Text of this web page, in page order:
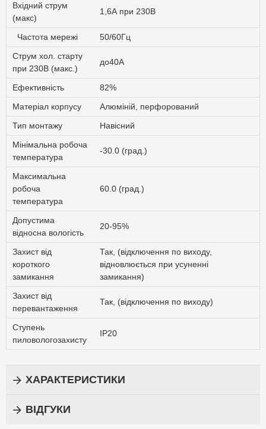
Вхідний струм
(макс)
1,6А при 230В
Частота мережі
50/60Гц
Струм хол. старту
при 230В (макс.)
до40А
Ефективність
82%
Матеріал корпусу
Алюміній, перфорований
Тип монтажу
Навісний
Мінімальна робоча
температура
-30.0 (град.)
Максимальна
робоча
температура
60.0 (град.)
Допустима
відносна вологість
20-95%
Захист від
короткого
замикання
Так, (відключення по виходу,
відновлюється при усуненні
замикання)
Захист від
перевантаження
Так, (відключення по виходу)
Ступень
пиловологозахисту
IP20
ХАРАКТЕРИСТИКИ
ВІДГУКИ